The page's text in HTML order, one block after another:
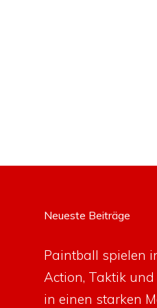
Neueste Beiträge
Paintball spielen
Action, Taktik
in einen starken